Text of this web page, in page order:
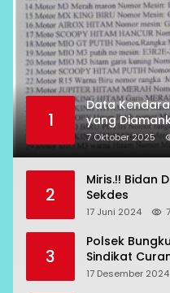
1
Data
yang
7 Oktober 2025
2
Miris.!! Bidan
Sekdes
17 Juni 2024
3
Polsek
Sindikat
Beraksi di 7
17 Desember 2024